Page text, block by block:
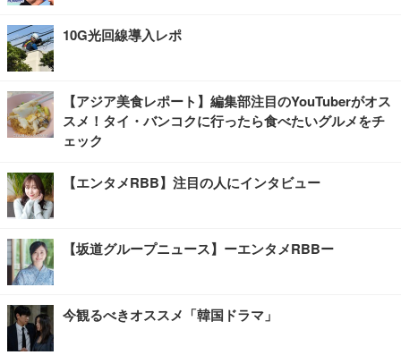
10G光回線導入レポ
【アジア美食レポート】編集部注目のYouTuberがオス
スメ！タイ・バンコクに行ったら食べたいグルメをチ
ェック
【エンタメRBB】注目の人にインタビュー
【坂道グループニュース】ーエンタメRBBー
今観るべきオススメ「韓国ドラマ」